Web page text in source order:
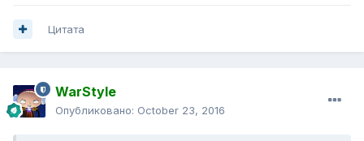
Цитата
WarStyle
Опубликовано: October 23, 2016